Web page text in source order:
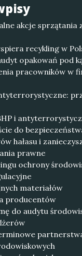
akcje sprzątania
recykling w
opakowań pod
pracowników w
i
do
hałasu i
prawne
ochrony
materiałów
producentów
do audytu